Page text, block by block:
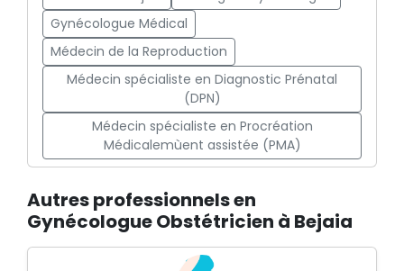
Gynécologue Médical
Médecin de la Reproduction
Médecin spécialiste en Diagnostic Prénatal
(DPN)
Médecin spécialiste en Procréation
Médicalemùent assistée (PMA)
Autres professionnels en
Gynécologue Obstétricien à Bejaia